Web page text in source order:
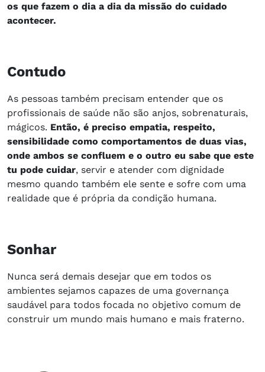
os que fazem o dia a dia da missão do cuidado
acontecer.
Contudo
As pessoas também precisam entender que os
profissionais de saúde não são anjos, sobrenaturais,
mágicos. Então, é preciso empatia, respeito,
sensibilidade como comportamentos de duas vias,
onde ambos se confluem e o outro eu sabe que este
tu pode cuidar, servir e atender com dignidade
mesmo quando também ele sente e sofre com uma
realidade que é própria da condição humana.
Sonhar
Nunca será demais desejar que em todos os
ambientes sejamos capazes de uma governança
saudável para todos focada no objetivo comum de
construir um mundo mais humano e mais fraterno.